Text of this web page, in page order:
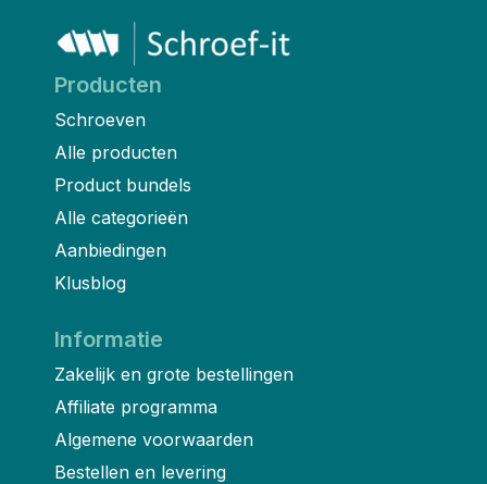
Producten
Schroeven
Alle producten
Product bundels
Alle categorieën
Aanbiedingen
Klusblog
Informatie
Zakelijk en grote bestellingen
Affiliate programma
Algemene voorwaarden
Bestellen en levering